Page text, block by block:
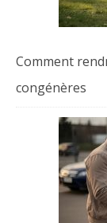
Comment
congénères